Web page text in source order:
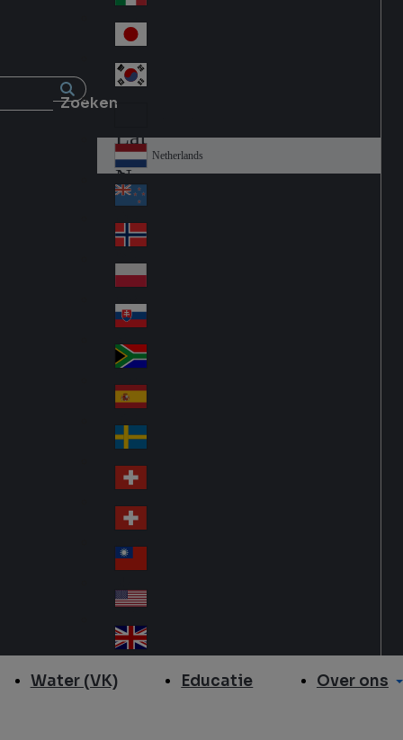
Zoeken
an
y
Ital
y
Jap
an
Ko
Lat
in
A
me
ric
a
Ne
the
rla
nd
s
Netherlands
Ne
w
Ze
ala
nd
No
rw
ay
Pol
an
d
Slo
va
kia
So
uth
Af
ric
a
Sp
ain
Sw
ed
en
Sw
itz
erl
an
d
Sw
itz
erl
an
d
wa
n
A
Un
ite
Water (VK) Educatie Over ons